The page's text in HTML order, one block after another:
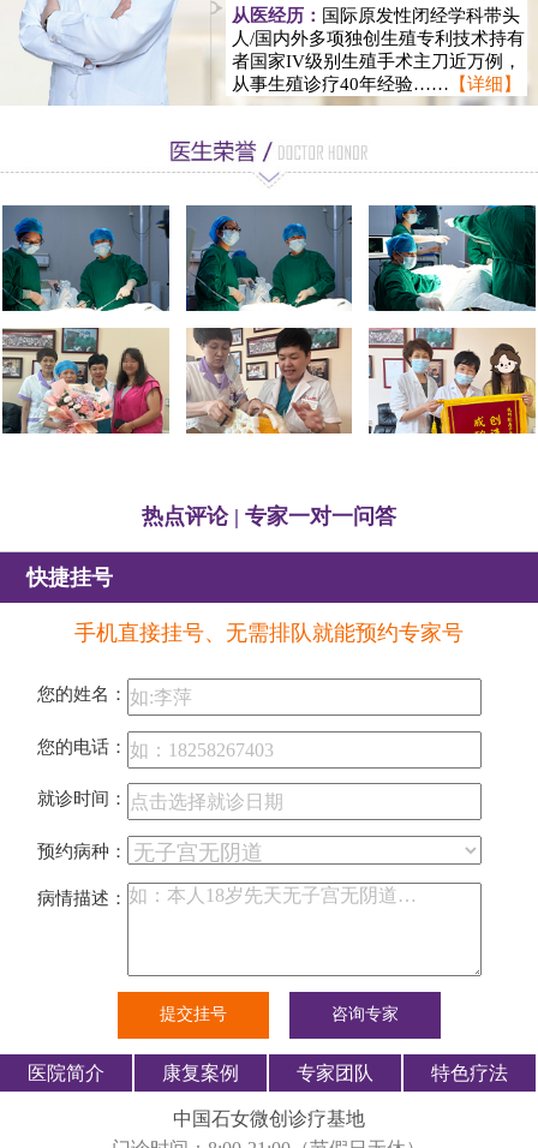
从医经历： 国际原发性闭经学科带头
人/国内外多项独创生殖专利技术持有
者国家IV级别生殖手术主刀近万例，
从事生殖诊疗40年经验…… 【详细】
热点评论 | 专家一对一问答
快捷挂号
手机直接挂号、无需排队就能预约专家号
您的姓名：
您的电话：
就诊时间：
预约病种：
病情描述：
医院简介 康复案例 专家团队 特色疗法
中国石女微创诊疗基地